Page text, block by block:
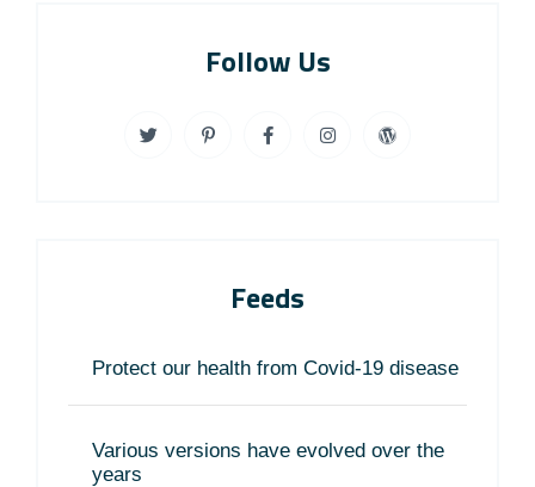
Follow Us
Feeds
Protect our health from Covid-19 disease
Various versions have evolved over the
years